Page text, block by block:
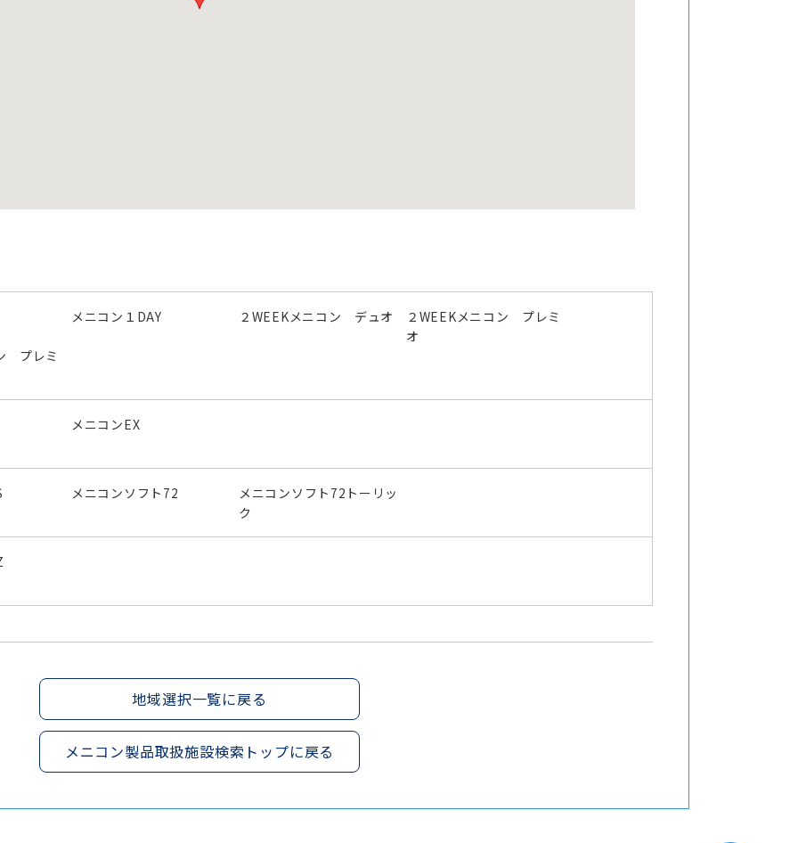
メニコン１DAY ２WEEKメニコン デュオ
２WEEKメニコン プレミ
オ
プレミ
メニコンEX
メニコンソフト72
メニコンソフト72トーリッ
ク
地域選択一覧に戻る
メニコン製品取扱施設検索トップに戻る